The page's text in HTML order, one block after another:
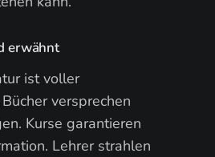
erwähnt
ist voller
versprechen
Kurse garantieren
Lehrer strahlen